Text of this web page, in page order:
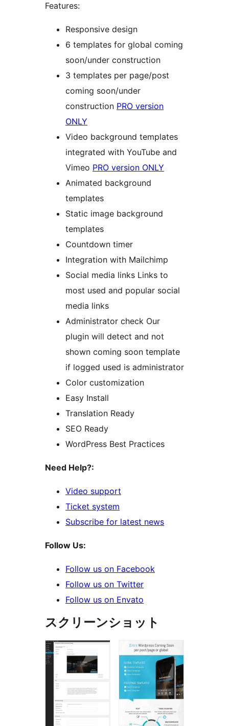
Features:
Responsive design
6 templates for global coming
soon/under construction
3 templates per page/post
coming soon/under
construction PRO version
ONLY
Video background templates
integrated with YouTube and
Vimeo PRO version ONLY
Animated background
templates
Static image background
templates
Countdown timer
Integration with Mailchimp
Social media links Links to
most used and popular social
media links
Administrator check Our
plugin will detect and not
shown coming soon template
if logged used is administrator
Color customization
Easy Install
Translation Ready
SEO Ready
WordPress Best Practices
Need Help?:
Video support
Ticket system
Subscribe for latest news
Follow Us:
Follow us on Facebook
Follow us on Twitter
Follow us on Envato
スクリーンショット